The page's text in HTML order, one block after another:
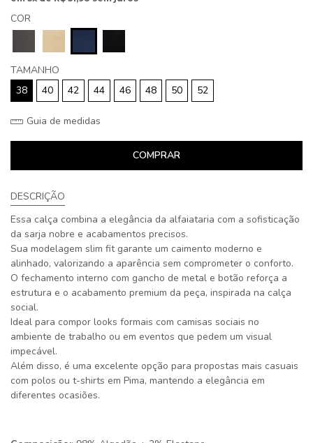
COR
TAMANHO
38
40 42 44 46 48 50 52
Guia de medidas
COMPRAR
DESCRIÇÃO
Essa calça combina a elegância da alfaiataria com a sofisticação
da sarja nobre e acabamentos precisos.
Sua modelagem slim fit garante um caimento moderno e
alinhado, valorizando a aparência sem comprometer o conforto.
O fechamento interno com gancho de metal e botão reforça a
estrutura e o acabamento premium da peça, inspirada na calça
social.
Ideal para compor looks formais com camisas sociais no
ambiente de trabalho ou em eventos que pedem um visual
impecável.
Além disso, é uma excelente opção para propostas mais casuais
com polos ou t-shirts em Pima, mantendo a elegância em
diferentes ocasiões.